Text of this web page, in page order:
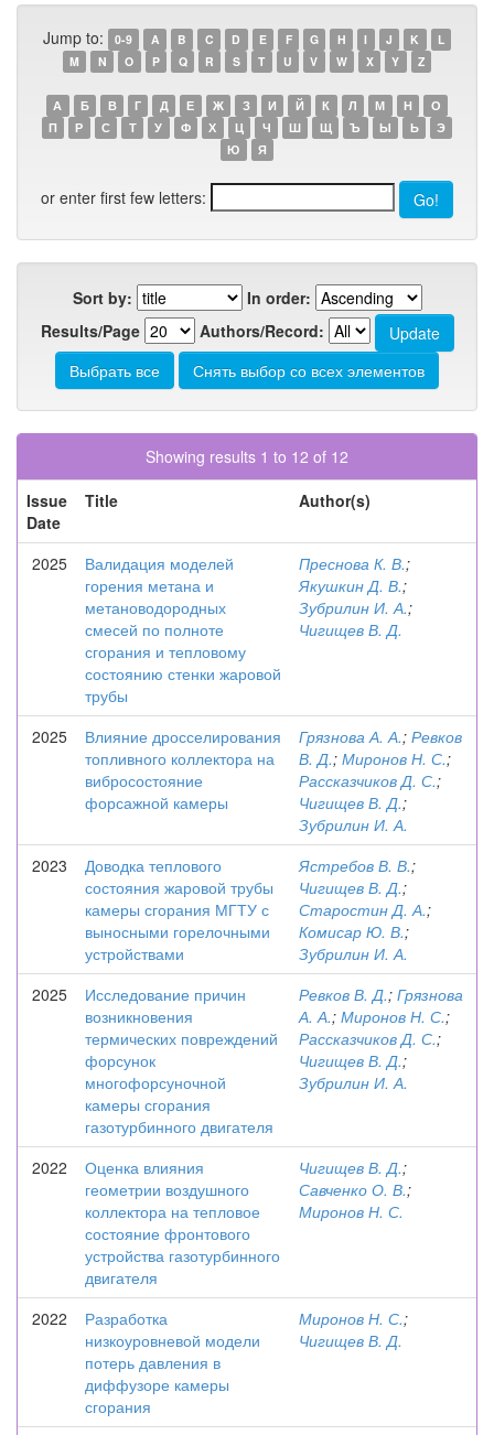
Jump to: 0-9 A B C D E F G H I J K
L
M
N O P Q R S T U V W X Y Z
А Б В Г Д Е Ж З И Й К Л М Н
О
П
Р С Т У Ф Х Ц Ч Ш Щ Ъ Ы Ь
Э
Ю
Я
or enter first few letters:
Sort by:
In order:
Results/Page
Authors/Record:
Showing results 1 to 12 of 12
Issue
Date
Title Author(s)
2025
Валидация моделей
горения метана и
метановодородных
смесей по полноте
сгорания и тепловому
состоянию стенки жаровой
трубы
Преснова К. В.;
Якушкин Д. В.;
Зубрилин И. А.;
Чигищев В. Д.
2025
Влияние дросселирования
топливного коллектора на
вибросостояние
форсажной камеры
Грязнова А. А.; Ревков
В. Д.; Миронов Н. С.;
Рассказчиков Д. С.;
Чигищев В. Д.;
Зубрилин И. А.
2023
Доводка теплового
состояния жаровой трубы
камеры сгорания МГТУ с
выносными горелочными
устройствами
Ястребов В. В.;
Чигищев В. Д.;
Старостин Д. А.;
Комисар Ю. В.;
Зубрилин И. А.
2025
Исследование причин
возникновения
термических повреждений
форсунок
многофорсуночной
камеры сгорания
газотурбинного двигателя
Ревков В. Д.; Грязнова
А. А.; Миронов Н. С.;
Рассказчиков Д. С.;
Чигищев В. Д.;
Зубрилин И. А.
2022
Оценка влияния
геометрии воздушного
коллектора на тепловое
состояние фронтового
устройства газотурбинного
двигателя
Чигищев В. Д.;
Савченко О. В.;
Миронов Н. С.
2022
Разработка
низкоуровневой модели
потерь давления в
диффузоре камеры
сгорания
Миронов Н. С.;
Чигищев В. Д.